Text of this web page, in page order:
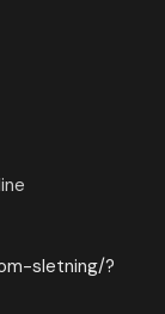
sletning/?